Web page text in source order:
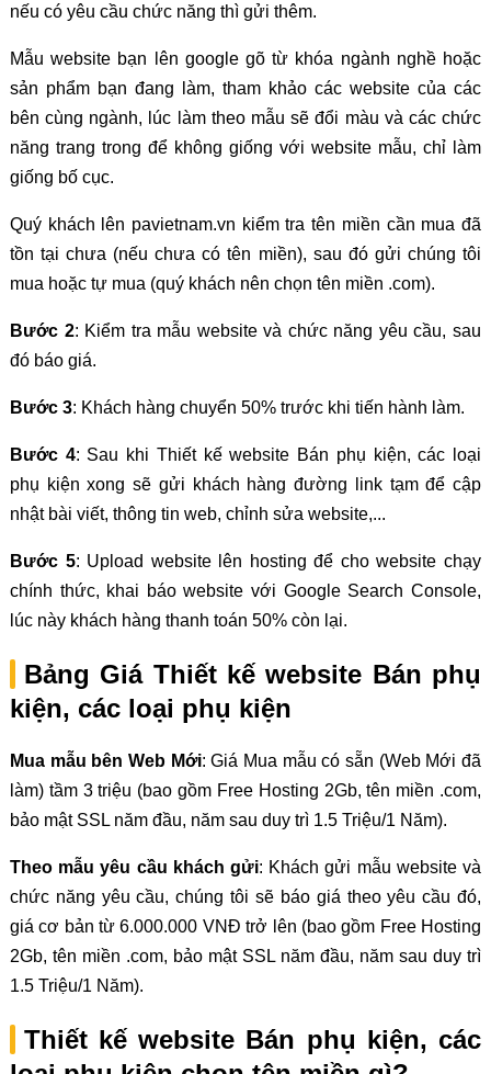
nếu có yêu cầu chức năng thì gửi thêm.
Mẫu website bạn lên google gõ từ khóa ngành nghề hoặc
sản phẩm bạn đang làm, tham khảo các website của các
bên cùng ngành, lúc làm theo mẫu sẽ đổi màu và các chức
năng trang trong để không giống với website mẫu, chỉ làm
giống bố cục.
Quý khách lên pavietnam.vn kiểm tra tên miền cần mua đã
tồn tại chưa (nếu chưa có tên miền), sau đó gửi chúng tôi
mua hoặc tự mua (quý khách nên chọn tên miền .com).
Bước 2: Kiểm tra mẫu website và chức năng yêu cầu, sau
đó báo giá.
Bước 3: Khách hàng chuyển 50% trước khi tiến hành làm.
Bước 4: Sau khi Thiết kế website Bán phụ kiện, các loại
phụ kiện xong sẽ gửi khách hàng đường link tạm để cập
nhật bài viết, thông tin web, chỉnh sửa website,...
Bước 5: Upload website lên hosting để cho website chạy
chính thức, khai báo website với Google Search Console,
lúc này khách hàng thanh toán 50% còn lại.
Bảng Giá Thiết kế website Bán phụ
kiện, các loại phụ kiện
Mua mẫu bên Web Mới: Giá Mua mẫu có sẵn (Web Mới đã
làm) tầm 3 triệu (bao gồm Free Hosting 2Gb, tên miền .com,
bảo mật SSL năm đầu, năm sau duy trì 1.5 Triệu/1 Năm).
Theo mẫu yêu cầu khách gửi: Khách gửi mẫu website và
chức năng yêu cầu, chúng tôi sẽ báo giá theo yêu cầu đó,
giá cơ bản từ 6.000.000 VNĐ trở lên (bao gồm Free Hosting
2Gb, tên miền .com, bảo mật SSL năm đầu, năm sau duy trì
1.5 Triệu/1 Năm).
Thiết kế website Bán phụ kiện, các